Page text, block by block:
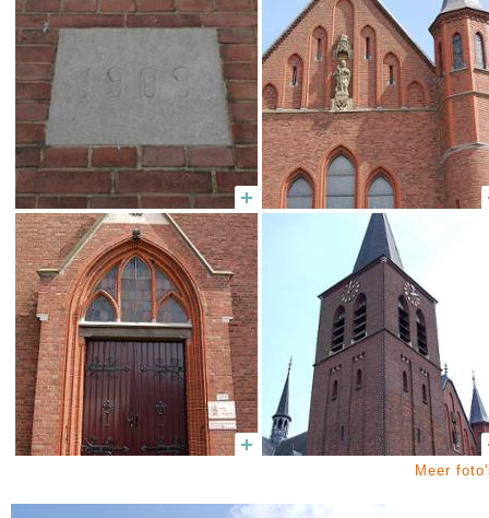
Meer